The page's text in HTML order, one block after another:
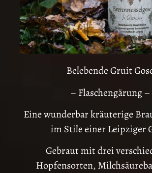
Belebende Gruit
– Flaschengärung –
Eine wunderbar kräuterige
im Stile einer Leipziger
Gebraut mit drei
Hopfensorten,